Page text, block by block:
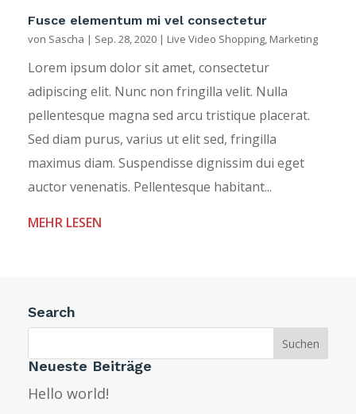
Fusce elementum mi vel consectetur
von Sascha | Sep. 28, 2020 | Live Video Shopping, Marketing
Lorem ipsum dolor sit amet, consectetur
adipiscing elit. Nunc non fringilla velit. Nulla
pellentesque magna sed arcu tristique placerat.
Sed diam purus, varius ut elit sed, fringilla
maximus diam. Suspendisse dignissim dui eget
auctor venenatis. Pellentesque habitant...
MEHR LESEN
Search
Neueste Beiträge
Hello world!